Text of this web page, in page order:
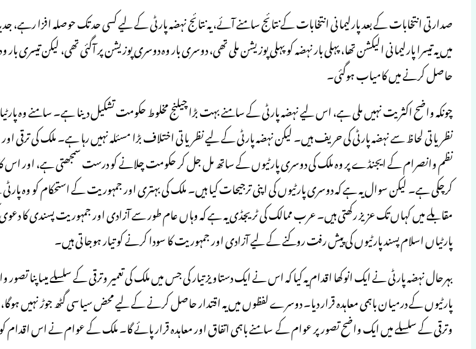
صدارتی انتخابات کے بعد پارلیمانی انتخابات کے نتائج سامنے آئے، یہ نتائج نہضہ پارٹی کے لیے کسی حد تک حوصلہ افزا رہے،
میں یہ تیسرا پارلیمانی الیکشن تھا، پہلی بار نہضہ کو پہلی پوزیشن ملی تھی، دوسری بار وہ دوسری پوزیشن پر آگئی تھی، لیکن تیسری
حاصل کرنے میں کامیاب ہوگئی۔
چونکہ واضح اکثریت نہیں ملی ہے، اس لیے نہضہ پارٹی کے سامنے بہت بڑا چیلنج مخلوط حکومت تشکیل دینا ہے۔ سامنے وہ
نظریاتی لحاظ سے نہضہ پارٹی کی حریف ہیں۔ لیکن نہضہ پارٹی کے لیے نظریاتی اختلاف بڑا مسئلہ نہیں رہا ہے۔ ملک کی ترقی اور
نظم وانصرام کے ایجنڈے پر وہ ملک کی دوسری پارٹیوں کے ساتھ مل جل کر حکومت چلانے کو درست سمجھتی ہے، اور اس کا
کرچکی ہے۔ لیکن سوال یہ ہے کہ دوسری پارٹیوں کی اپنی ترجیحات کیا ہیں۔ ملک کی بہتری اور جمہوریت کے استحکام کو وہ
مقابلے میں کہاں تک عزیز رکھتی ہیں۔ عرب ممالک کی ٹریجڈی یہ ہے کہ وہاں عام طور سے آزادی اور جمہوریت پسندی کا
پارٹیاں اسلام پسند پارٹیوں کی پیش رفت روکنے کے لیے آزادی اور جمہوریت کا سودا کرنے کو تیار ہوجاتی ہیں۔
بہرحال نہضہ پارٹی نے ایک انوکھا اقدام یہ کیا کہ اس نے ایک دستاویز تیار کی جس میں ملک کی تعمیر وترقی کے سلسلے میںاپنا
پارٹیوں کے درمیان باہمی معاہدہ قرار دیا۔ دوسرے لفظوں میں یہ اقتدار حاصل کرنے کے لیے محض سیاسی گٹھ جوڑ نہیں ہوگا،
وترقی کے سلسلے میں ایک واضح تصور پر عوام کے سامنے باہمی اتفاق اور معاہدہ قرار پائے گا۔ ملک کے عوام نے اس اقدام